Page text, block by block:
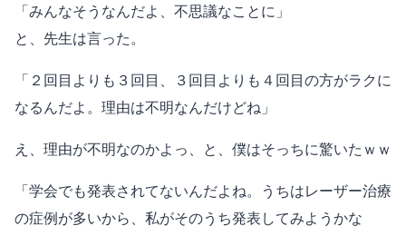
「みんなそうなんだよ、不思議なことに」
と、先生は言った。
「２回目よりも３回目、３回目よりも４回目の方がラクに
なるんだよ。理由は不明なんだけどね」
え、理由が不明なのかよっ、と、僕はそっちに驚いたｗｗ
「学会でも発表されてないんだよね。うちはレーザー治療
の症例が多いから、私がそのうち発表してみようかな